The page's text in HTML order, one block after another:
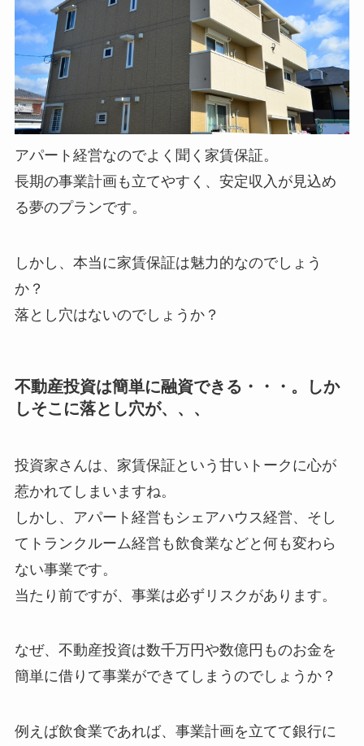
アパート経営なのでよく聞く家賃保証。
長期の事業計画も立てやすく、安定収入が見込め
る夢のプランです。
しかし、本当に家賃保証は魅力的なのでしょう
か？
落とし穴はないのでしょうか？
不動産投資は簡単に融資できる・・・。しか
しそこに落とし穴が、、、
投資家さんは、家賃保証という甘いトークに心が
惹かれてしまいますね。
しかし、アパート経営もシェアハウス経営、そし
てトランクルーム経営も飲食業などと何も変わら
ない事業です。
当たり前ですが、事業は必ずリスクがあります。
なぜ、不動産投資は数千万円や数億円ものお金を
簡単に借りて事業ができてしまうのでしょうか？
例えば飲食業であれば、事業計画を立てて銀行に